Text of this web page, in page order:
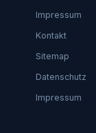
Impressum
Kontakt
Sitemap
Datenschutz
Impressum